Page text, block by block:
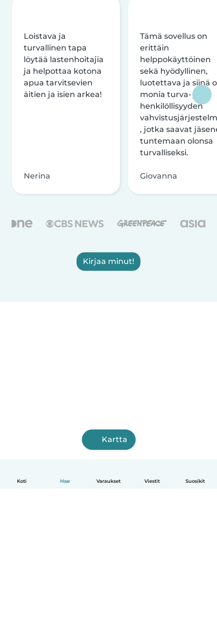
Koti Hae Varaukset Viestit Suosikit
Loistava ja
turvallinen tapa
löytää lastenhoitajia
ja helpottaa kotona
apua tarvitsevien
äitien ja isien arkea!
Nerina
Tämä sovellus on
erittäin
helppokäyttöinen
sekä hyödyllinen,
luotettava ja siinä
monia turva- ja
henkilöllisyyden
, jotka saavat
tuntemaan olonsa
turvalliseksi.
Giovanna
Kirjaa minut!
Kartta